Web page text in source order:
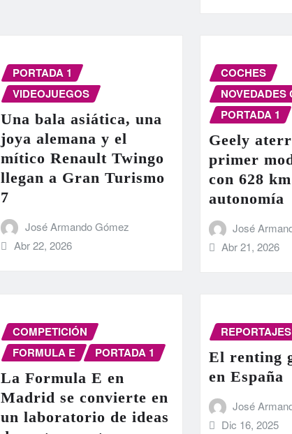
PORTADA 1
VIDEOJUEGOS
Una bala asiática, una
joya alemana y el
mítico Renault Twingo
llegan a Gran Turismo
7
José Armando Gómez
Abr 22, 2026
COCHES
NOVEDADES
PORTADA 1
Geely
primer
con 628
autonomía
José
Abr 21, 2026
COMPETICIÓN
FORMULA E
PORTADA 1
La Formula E en
Madrid se convierte en
un laboratorio de ideas
REPORTAJES
El renting
en España
José
Dic 16, 2025